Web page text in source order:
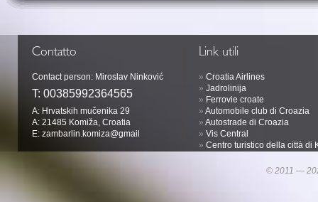
Contatto
Contact person: Miroslav Ninković
T: 00385992364565
A: Hrvatskih mučenika 29
A: 21485 Komiža, Croatia
E: zambarlin.komiza@gmail
Link utili
» Croatia Airlines
» Jadrolinija
» Ferrovie croate
» Automobile club di Croazia
» Autostrade di Croazia
» Vis Central
» Centro turistico della città di
© 2011 —